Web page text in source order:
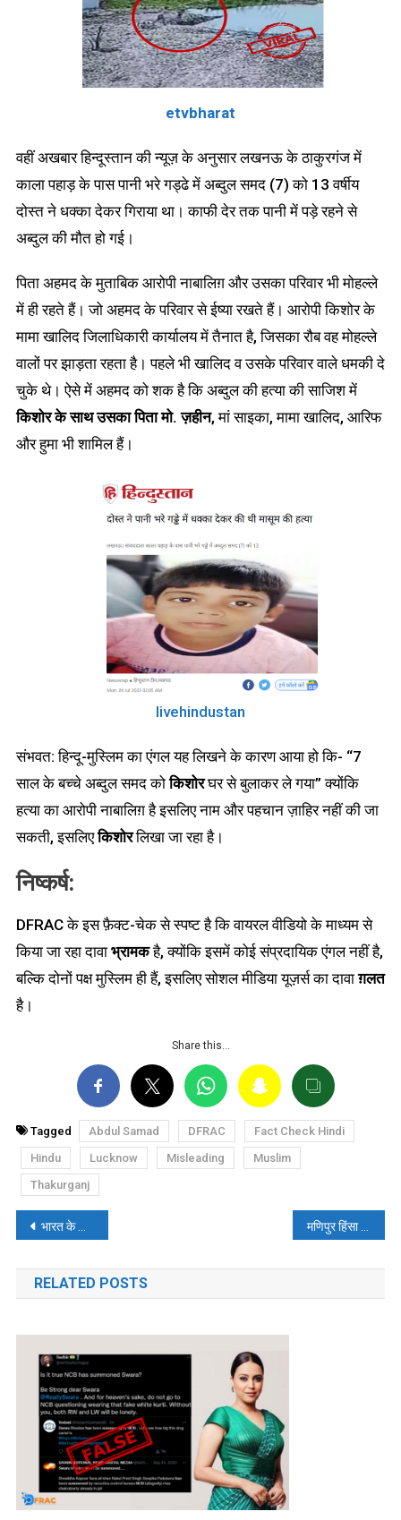
etvbharat
वहीं अखबार हिन्दूस्तान की न्यूज़ के अनुसार लखनऊ के ठाकुरगंज में
काला पहाड़ के पास पानी भरे गड्ढे में अब्दुल समद (7) को 13 वर्षीय
दोस्त ने धक्का देकर गिराया था। काफी देर तक पानी में पड़े रहने से
अब्दुल की मौत हो गई।
पिता अहमद के मुताबिक आरोपी नाबालिग़ और उसका परिवार भी मोहल्ले
में ही रहते हैं। जो अहमद के परिवार से ईष्या रखते हैं। आरोपी किशोर के
मामा खालिद जिलाधिकारी कार्यालय में तैनात है, जिसका रौब वह मोहल्ले
वालों पर झाड़ता रहता है। पहले भी खालिद व उसके परिवार वाले धमकी दे
चुके थे। ऐसे में अहमद को शक है कि अब्दुल की हत्या की साजिश में
किशोर के साथ उसका पिता मो. ज़हीन, मां साइका, मामा खालिद, आरिफ
और हुमा भी शामिल हैं।
livehindustan
संभवत: हिन्दू-मुस्लिम का एंगल यह लिखने के कारण आया हो कि- “7
साल के बच्चे अब्दुल समद कोकिशोरघर से बुलाकर ले गया” क्योंकि
हत्या का आरोपी नाबालिग़ है इसलिए नाम और पहचान ज़ाहिर नहीं की जा
सकती, इसलिएकिशोरलिखा जा रहा है।
निष्कर्ष:
DFRAC के इस फ़ैक्ट-चेक से स्पष्ट है कि वायरल वीडियो के माध्यम से
किया जा रहा दावा भ्रामकहै, क्योंकि इसमें कोई संप्रदायिक एंगल नहीं है,
बल्कि दोनों पक्ष मुस्लिम ही हैं, इसलिए सोशल मीडिया यूज़र्स का दावाग़लत
है।
Share this…
Tagged Abdul Samad DFRAC
Fact Check Hindi
Hindu
Lucknow Misleading
Muslim
Thakurganj
पोस्ट
नेविगेशन
भारत के खिलाफ पाकिस्तान के सोशल मीडिया दुष्प्रचार अभियान का विश्लेषण
RELATED POSTS